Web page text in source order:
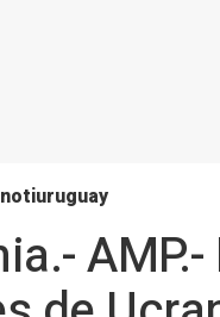
notiuruguay